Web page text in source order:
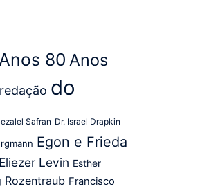
80 Anos
do
Safran Dr. Israel Drapkin
Egon e Frieda
Eliezer Levin Esther
Rozentraub Francisco